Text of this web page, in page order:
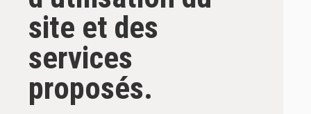
site et des
services
proposés.